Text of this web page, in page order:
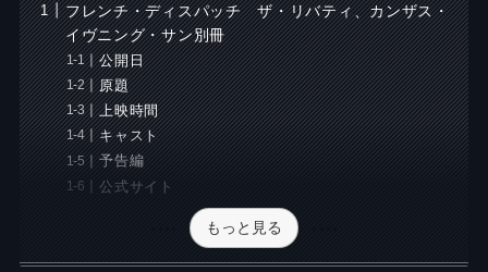
フレンチ・ディスパッチ ザ・リバティ、カンザス・
イヴニング・サン別冊
公開日
原題
上映時間
キャスト
予告編
公式サイト
もっと見る